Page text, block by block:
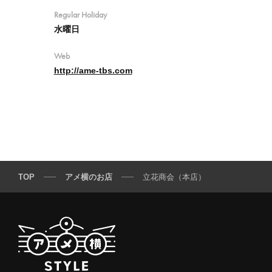
Regular Holiday
水曜日
Web
http://ame-tbs.com
TOP アメ横のお店 立花商会（本店）